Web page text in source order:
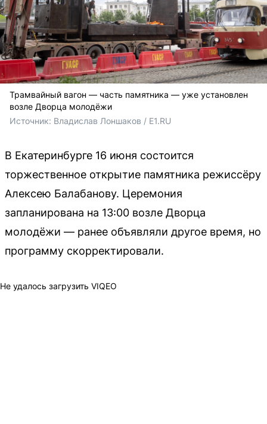
Трамвайный вагон — часть памятника — уже установлен
возле Дворца молодёжи
Источник: Владислав Лоншаков / E1.RU
В Екатеринбурге 16 июня состоится
торжественное открытие памятника режиссёру
Алексею Балабанову. Церемония
запланирована на 13:00 возле Дворца
молодёжи — ранее объявляли другое время, но
программу скорректировали.
Не удалось загрузить VIQEO